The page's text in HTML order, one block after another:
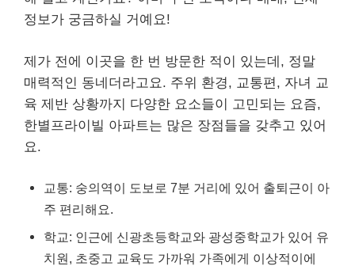
정보가 궁금하실 거예요!
제가 전에 이곳을 한 번 방문한 적이 있는데, 정말
매력적인 동네더라고요. 주위 환경, 교통편, 자녀 교
육 제반 상황까지 다양한 요소들이 고민되는 요즘,
한별프라이빌 아파트는 많은 장점들을 갖추고 있어
요.
교통: 숭의역이 도보로 7분 거리에 있어 출퇴근이 아
주 편리해요.
학교: 인근에 신광초등학교와 광성중학교가 있어 유
치원, 초중고 교육도 가까워 가족에게 이상적이에